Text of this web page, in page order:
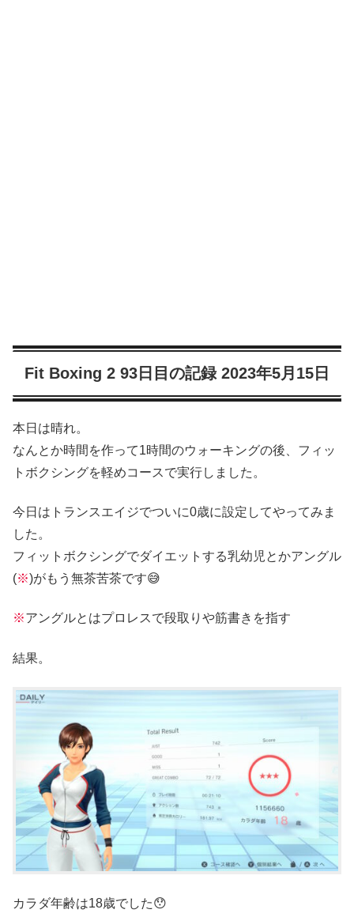
Fit Boxing 2 93日目の記録 2023年5月15日
本日は晴れ。
なんとか時間を作って1時間のウォーキングの後、フィッ
トボクシングを軽めコースで実行しました。
今日はトランスエイジでついに0歳に設定してやってみま
した。
フィットボクシングでダイエットする乳幼児とかアングル
(※)がもう無茶苦茶です😅
※アングルとはプロレスで段取りや筋書きを指す
結果。
カラダ年齢は18歳でした😯